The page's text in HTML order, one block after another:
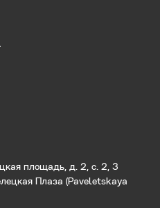
площадь, д. 2, с. 2, 3
Плаза (Paveletskaya